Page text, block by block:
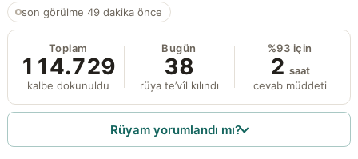
son görülme 49 dakika önce
Toplam
114.729
kalbe dokunuldu
Bugün
38
rüya te’vîl kılındı
%93 için
2 saat
cevab müddeti
Rüyam yorumlandı mı?